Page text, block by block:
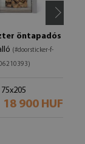
öntapadós
(#doorsticker-f-
18 900 HUF